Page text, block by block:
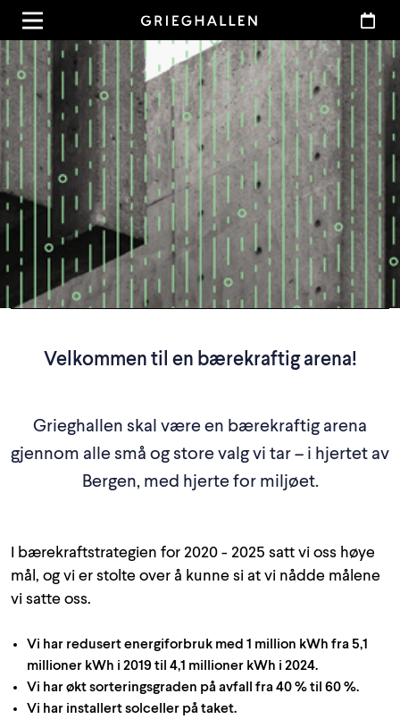
Velkommen til en bærekraftig arena!
Grieghallen skal være en bærekraftig arena
gjennom alle små og store valg vi tar – i hjertet av
Bergen, med hjerte for miljøet.
I bærekraftstrategien for 2020 - 2025 satt vi oss høye
mål, og vi er stolte over å kunne si at vi nådde målene
vi satte oss.
Vi har redusert energiforbruk med 1 million kWh fra 5,1
millioner kWh i 2019 til 4,1 millioner kWh i 2024.
Vi har økt sorteringsgraden på avfall fra 40 % til 60 %.
Vi har installert solceller på taket.